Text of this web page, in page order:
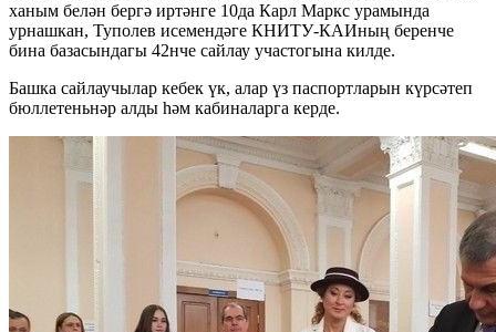
ханым белән бергә иртәнге 10да Карл Маркс урамында
урнашкан, Туполев исемендәге КНИТУ-КАИның беренче
бина базасындагы 42нче сайлау участогына килде.
Башка сайлаучылар кебек үк, алар үз паспортларын күрсәтеп
бюллетеньнәр алды һәм кабиналарга керде.